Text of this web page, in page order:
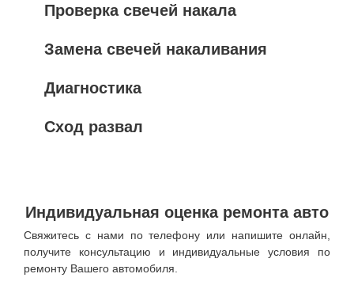
Проверка свечей накала
Замена свечей накаливания
Диагностика
Сход развал
Индивидуальная оценка ремонта авто
Свяжитесь с нами по телефону или напишите онлайн,
получите консультацию и индивидуальные условия по
ремонту Вашего автомобиля.